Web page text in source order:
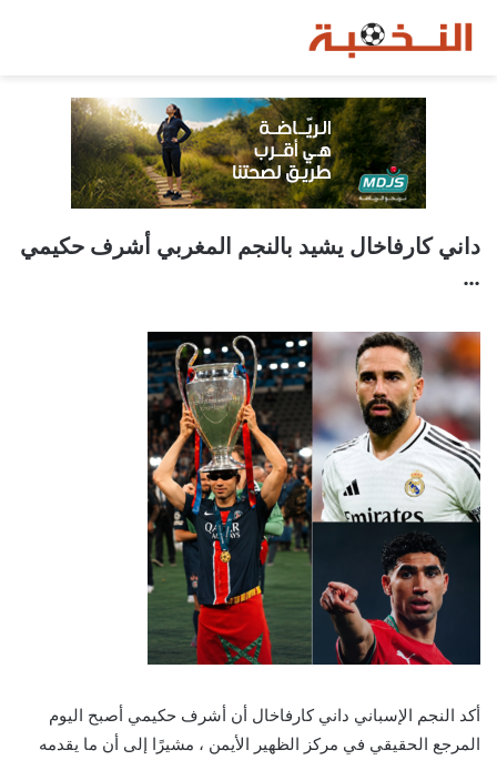
داني كارفاخال يشيد بالنجم المغربي أشرف حكيمي
…
أكد النجم الإسباني داني كارفاخال أن أشرف حكيمي أصبح اليوم
المرجع الحقيقي في مركز الظهير الأيمن ، مشيرًا إلى أن ما يقدمه